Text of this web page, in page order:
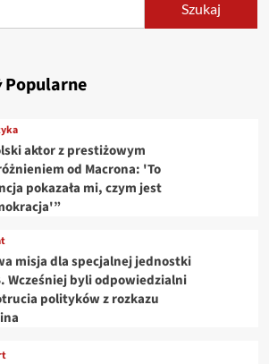
Szukaj
Popularne
aktor z prestiżowym
od Macrona: 'To
pokazała mi, czym jest
misja dla specjalnej jednostki
Wcześniej byli odpowiedzialni
polityków z rozkazu